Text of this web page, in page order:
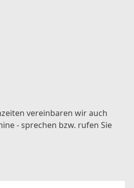
vereinbaren wir auch
- sprechen bzw. rufen Sie